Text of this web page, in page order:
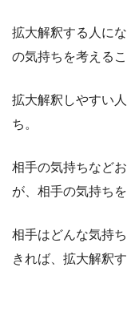
拡大解釈する人に
の気持ちを考える
拡大解釈しやすい
ち。
相手の気持ちなど
が、相手の気持ち
相手はどんな気持
きれば、拡大解釈